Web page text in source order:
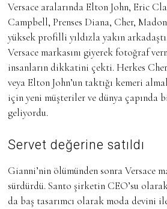
Versace aralarında Elton John, Eric
Campbell, Prenses Diana, Cher,
yüksek profilli yıldızla yakın
Versace markasını giyerek fotoğraf
insanların dikkatini çekti. Herkes
veya Elton John’un taktığı kemeri
için yeni müşteriler ve dünya çapında
geliyordu.
Servet değerine satıldı
Gianni’nin ölümünden sonra Versace
sürdürdü. Santo şirketin CEO’su
da baş tasarımcı olarak moda devini